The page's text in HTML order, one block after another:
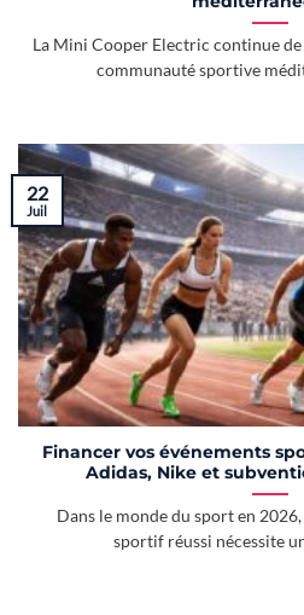
La Mini Cooper Electric continue
communauté sportive
Financer vos événements
Adidas, Nike et
Dans le monde du sport en
sportif réussi nécessite
22
Juil